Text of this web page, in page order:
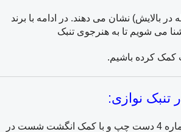
بالایش) نشان می دهند. در ادامه با برند
می شویم تا به هنرجوی تنبک
کمک کرده باشیم.
این حرکت با انگشت شماره 4 دست چپ و با کمک انگشت شست در